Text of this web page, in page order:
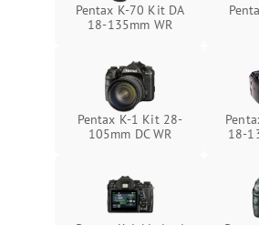
Pentax K-70 Kit DA
18-135mm WR
Pentax K-1 Kit 28-
105mm DC WR
18-